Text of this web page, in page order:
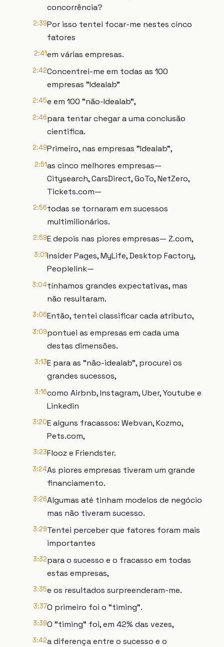
concorrência?
2:39Por isso tentei focar-me nestes cinco
fatores
2:41em várias empresas.
2:42Concentrei-me em todas as 100
empresas "Idealab"
2:45e em 100 "não-Idealab",
2:46para tentar chegar a uma conclusão
cientifica.
2:49Primeiro, nas empresas "Idealab",
2:51as cinco melhores empresas—
Citysearch, CarsDirect, GoTo, NetZero,
Tickets.com—
2:56todas se tornaram em sucessos
multimilionários.
2:59E depois nas piores empresas— Z.com,
3:01Insider Pages, MyLife, Desktop Factory,
Peoplelink—
3:04tínhamos grandes expectativas, mas
não resultaram.
3:06Então, tentei classificar cada atributo,
3:09pontuei as empresas em cada uma
destas dimensões.
3:13E para as "não-idealab", procurei os
grandes sucessos,
3:16como Airbnb, Instagram, Uber, Youtube e
Linkedin
3:20E alguns fracassos: Webvan, Kozmo,
Pets.com,
3:23Flooz e Friendster.
3:24As piores empresas tiveram um grande
financiamento.
3:26Algumas até tinham modelos de negócio
mas não tiveram sucesso.
3:29Tentei perceber que fatores foram mais
importantes
3:32para o sucesso e o fracasso em todas
estas empresas,
3:35e os resultados surpreenderam-me.
3:37O primeiro foi o "timing".
3:39O "timing" foi, em 42% das vezes,
3:42a diferença entre o sucesso e o